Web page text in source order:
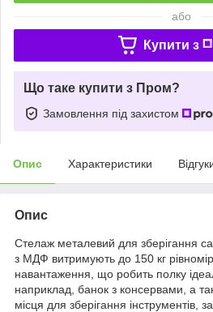
або
Купити з
Що таке купити з Пром?
Замовлення під захистом
Опис Характеристики
Опис
Стелаж металевий для зберігання
з МДФ витримують до 150 кг
навантаження, що робить полку
наприклад, банок з консервами, а
місця для зберігання інструментів,